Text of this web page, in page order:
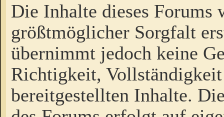
Die Inhalte dieses Forums
größtmöglicher Sorgfalt
übernimmt jedoch keine
Richtigkeit,
bereitgestellten Inhalte.